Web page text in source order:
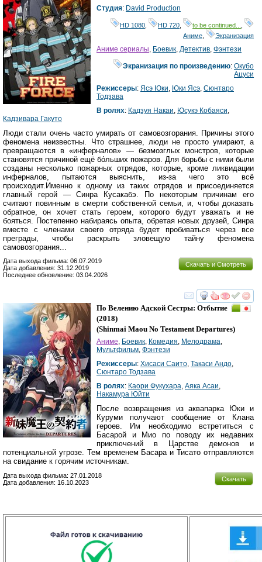
Студия: David Production
HD 1080 HD 720 to be continued...
Аниме
Экранизация
Аниме сериалы Боевик Детектив Фэнтези
Экранизация по произведению:Окубо
Ацуси
Режиссеры: Ясэ Юки Юки Ясэ Сюнтаро
Тодзава
В ролях: Кадзуя Накаи Юсукэ Кобаяси
Кадзивара Гакуто
Люди стали очень часто умирать от самовозгорания. Причины этого
феномена неизвестны. Что страшнее, люди не просто умирают, а
превращаются в «инферналов» — безмозглых монстров, которые
становятся причиной ещё бо́льших пожаров. Для борьбы с ними были
созданы несколько пожарных отрядов, которые, кроме ликвидации
инферналов, пытаются выяснить, из-за чего это всё
происходит.Именно к одному из таких отрядов и присоединяется
главный герой — Синра Кусакабэ. По некоторым причинам его
считают повинным в смерти собственной семьи, и, чтобы доказать
обратное, он хочет стать героем, которого будут уважать и не
бояться. Постепенно набираясь опыта, обретая новых друзей, Синра
вместе с членами своего отряда будет пробиваться через все
преграды, чтобы раскрыть зловещую тайну феномена
самовозгорания...
Скачать и Смотреть
Дата выхода фильма: 06.07.2019
Дата добавления: 31.12.2019
Последнее обновление: 03.04.2026
смотреть
По Велению Адской Сестры: Отбытие
(2018)
(Shinmai Maou No Testament Departures)
Аниме, Боевик, Комедия, Мелодрама,
Мультфильм, Фэнтези
Режиссеры: Хисаси Саито, Такаси Андо,
Сюнтаро Тодзава
В ролях: Каори Фукухара, Аяка Асаи,
Накамура Юйти
После возвращения из аквапарка Юки и
Куруми получают сообщение от Клана
героев. Им необходимо встретиться с
Басарой и Мио по поводу их недавних
приключений в Царстве демонов и
потенциальной угрозе. Тем временем Басара и Тисато отправляются
на свидание к горячим источникам.
Скачать
Дата выхода фильма: 27.01.2018
Дата добавления: 16.10.2023